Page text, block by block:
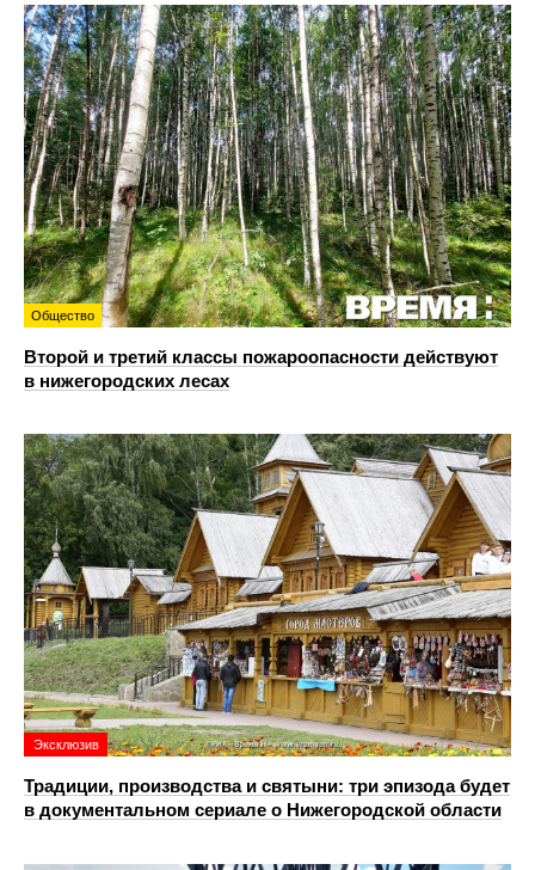
Общество
Второй и третий классы пожароопасности действуют
в нижегородских лесах
Эксклюзив
Традиции, производства и святыни: три эпизода будет
в документальном сериале о Нижегородской области